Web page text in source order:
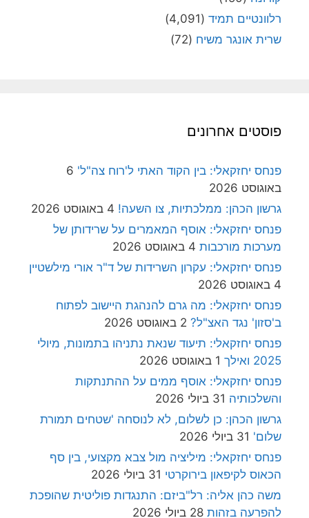
רלוונטיים תמיד (4,091)
שרית אונגר משיח (72)
פוסטים אחרונים
פנחס יחזקאלי: בין הקוד האתי ל'רוח צה"ל' 6
באוגוסט 2026
גרשון הכהן: ממלכתיות, צו השעה! 4 באוגוסט 2026
פנחס יחזקאלי: אוסף המאמרים על שרידותן של
מערכות מורכבות 4 באוגוסט 2026
פנחס יחזקאלי: עקרון השרידות של ד"ר אורי מילשטיין
4 באוגוסט 2026
פנחס יחזקאלי: מה גרם להנהגת היישוב לפתוח
ב'סזון' נגד האצ"ל? 2 באוגוסט 2026
פנחס יחזקאלי: תיעוד שנאת נתניהו בתמונות, מיולי
2025 ואילך
1 באוגוסט 2026
פנחס יחזקאלי: אוסף ממים על ההתנתקות
והשלכותיה 31 ביולי 2026
גרשון הכהן: כן לשלום, לא לנוסחה 'שטחים תמורת
שלום' 31 ביולי 2026
פנחס יחזקאלי: מיליציה מול צבא מקצועי, בין סף
הכאוס לקיפאון בירוקרטי 31 ביולי 2026
משה כהן אליה: רל"ביזם: התנגדות פוליטית שהופכת
להפרעה בזהות 28 ביולי 2026